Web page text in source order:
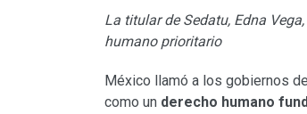
La titular de Sedatu, Edna
humano prioritario
México llamó a los gobiernos
como un derecho humano